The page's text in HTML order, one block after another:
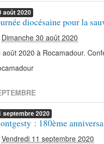
août2020
diocésaine pour la
Dimanche 30 août 2020
août 2020 à Rocamadour.
septembre2020
: 180ème
Vendredi 11 septembre 2020